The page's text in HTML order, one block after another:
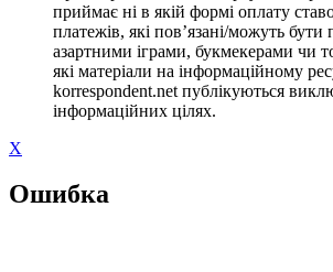
приймає ні в якій формі оплату
платежів, які пов’язані/можуть бути
азартними іграми, букмекерами чи
які матеріали на інформаційному
korrespondent.net публікуються
інформаційних цілях.
X
Ошибка